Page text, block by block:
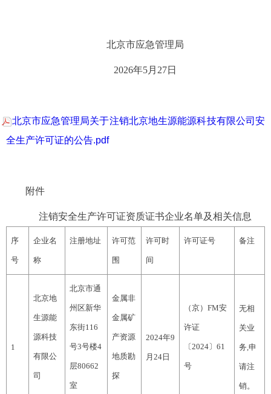
北京市应急管理局
2026年5月27日
北京市应急管理局关于注销北京地生源能源科技有限公司安
全生产许可证的公告.pdf
附件
注销安全生产许可证资质证书企业名单及相关信息
序
号
企业名
称
注册地址 许可范
围
许可时
间
许可证号 备注
1
北京地
生源能
源科技
有限公
司
北京市通
州区新华
东街116
号3号楼4
层80662
室
金属非
金属矿
产资源
地质勘
探
2024年9
月24日
（京）FM安
许证
〔2024〕61
号
无相
关业
务,申
请注
销。